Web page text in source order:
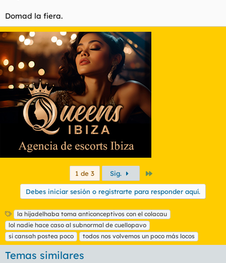
Domad la fiera.
1 de 3 Sig.
Debes iniciar sesión o registrarte para responder aquí.
E
t
i
q
e
la hijadelhaba toma anticonceptivos con el colacau
lol nadie hace caso al subnormal de cuellopavo
si cansah postea poco
todos nos volvemos un poco más locos
Temas similares